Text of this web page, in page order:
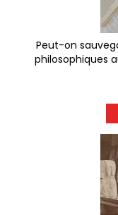
Peut-on
philosophiques